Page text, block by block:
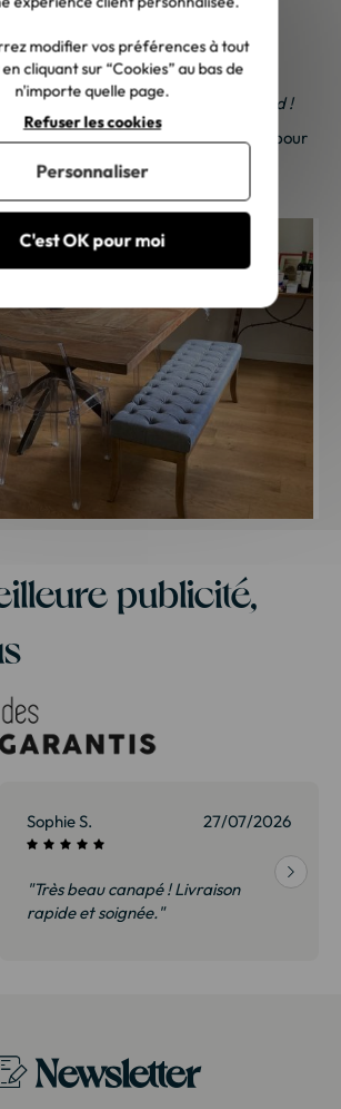
nos clients
; une petite surprise vous attend !
et recevez une surprise !Cliquez ici
pour
Une petite attention vous sera
72h ouvrées. Merci de votre fidélité !
publicité,
Sophie S. 27/07/2026
"Très beau canapé ! Livraison
rapide et soignée."
Newsletter
modifier vos préférences à tout
cliquant sur “Cookies” au bas de
n'importe quelle page.
C'est OK pour moi
Refuser les cookies
Personnaliser